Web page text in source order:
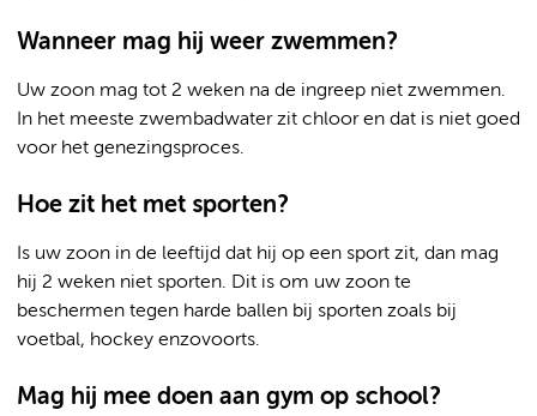
Wanneer mag hij weer zwemmen?
Uw zoon mag tot 2 weken na de ingreep niet zwemmen.
In het meeste zwembadwater zit chloor en dat is niet goed
voor het genezingsproces.
Hoe zit het met sporten?
Is uw zoon in de leeftijd dat hij op een sport zit, dan mag
hij 2 weken niet sporten. Dit is om uw zoon te
beschermen tegen harde ballen bij sporten zoals bij
voetbal, hockey enzovoorts.
Mag hij mee doen aan gym op school?